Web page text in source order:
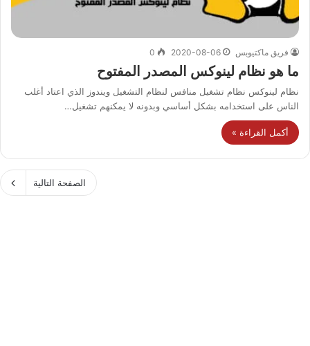
فريق ماكتيوبس 2020-08-06
0
ما هو نظام لينوكس المصدر المفتوح
نظام لينوكس نظام تشغيل منافس لنظام التشغيل ويندوز الذي اعتاد أغلب
الناس على استخدامه بشكل أساسي وبدونه لا يمكنهم تشغيل…
أكمل القراءة »
الصفحة التالية